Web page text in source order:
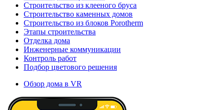
Строительство из клееного бруса
Строительство каменных домов
Строительство из блоков Porotherm
Этапы строительства
Отделка дома
Инженерные коммуникации
Контроль работ
Подбор цветового решения
Обзор дома в VR